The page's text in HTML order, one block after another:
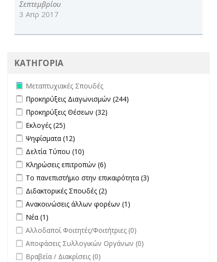
Σεπτεμβρίου
3 Απρ 2017
ΚΑΤΗΓΟΡΙΑ
Remove Μεταπτυχιακές Σπουδές filter
Μεταπτυχιακές Σπουδές
Apply Προκηρύξεις Διαγωνισμών filter
Προκηρύξεις Διαγωνισμών (244)
Apply Προκηρύξεις Θέσεων filter
Προκηρύξεις Θέσεων (32)
Apply Εκλογές filter
Εκλογές (25)
Apply Ψηφίσματα filter
Ψηφίσματα (12)
Apply Δελτία Τύπου filter
Δελτία Τύπου (10)
Apply Κληρώσεις επιτροπών filter
Κληρώσεις επιτροπών (6)
Apply Το πανεπιστήμιο στην επικαιρότητα filter
Το πανεπιστήμιο στην επικαιρότητα (3)
Apply Διδακτορικές Σπουδές filter
Διδακτορικές Σπουδές (2)
Apply Ανακοινώσεις άλλων φορέων filter
Ανακοινώσεις άλλων φορέων (1)
Apply Νέα filter
Νέα (1)
undefined
Αλλοδαποί Φοιτητές/Φοιτήτριες (0)
undefined
Αποφάσεις Συλλογικών Οργάνων (0)
undefined
Βραβεία / Διακρίσεις (0)